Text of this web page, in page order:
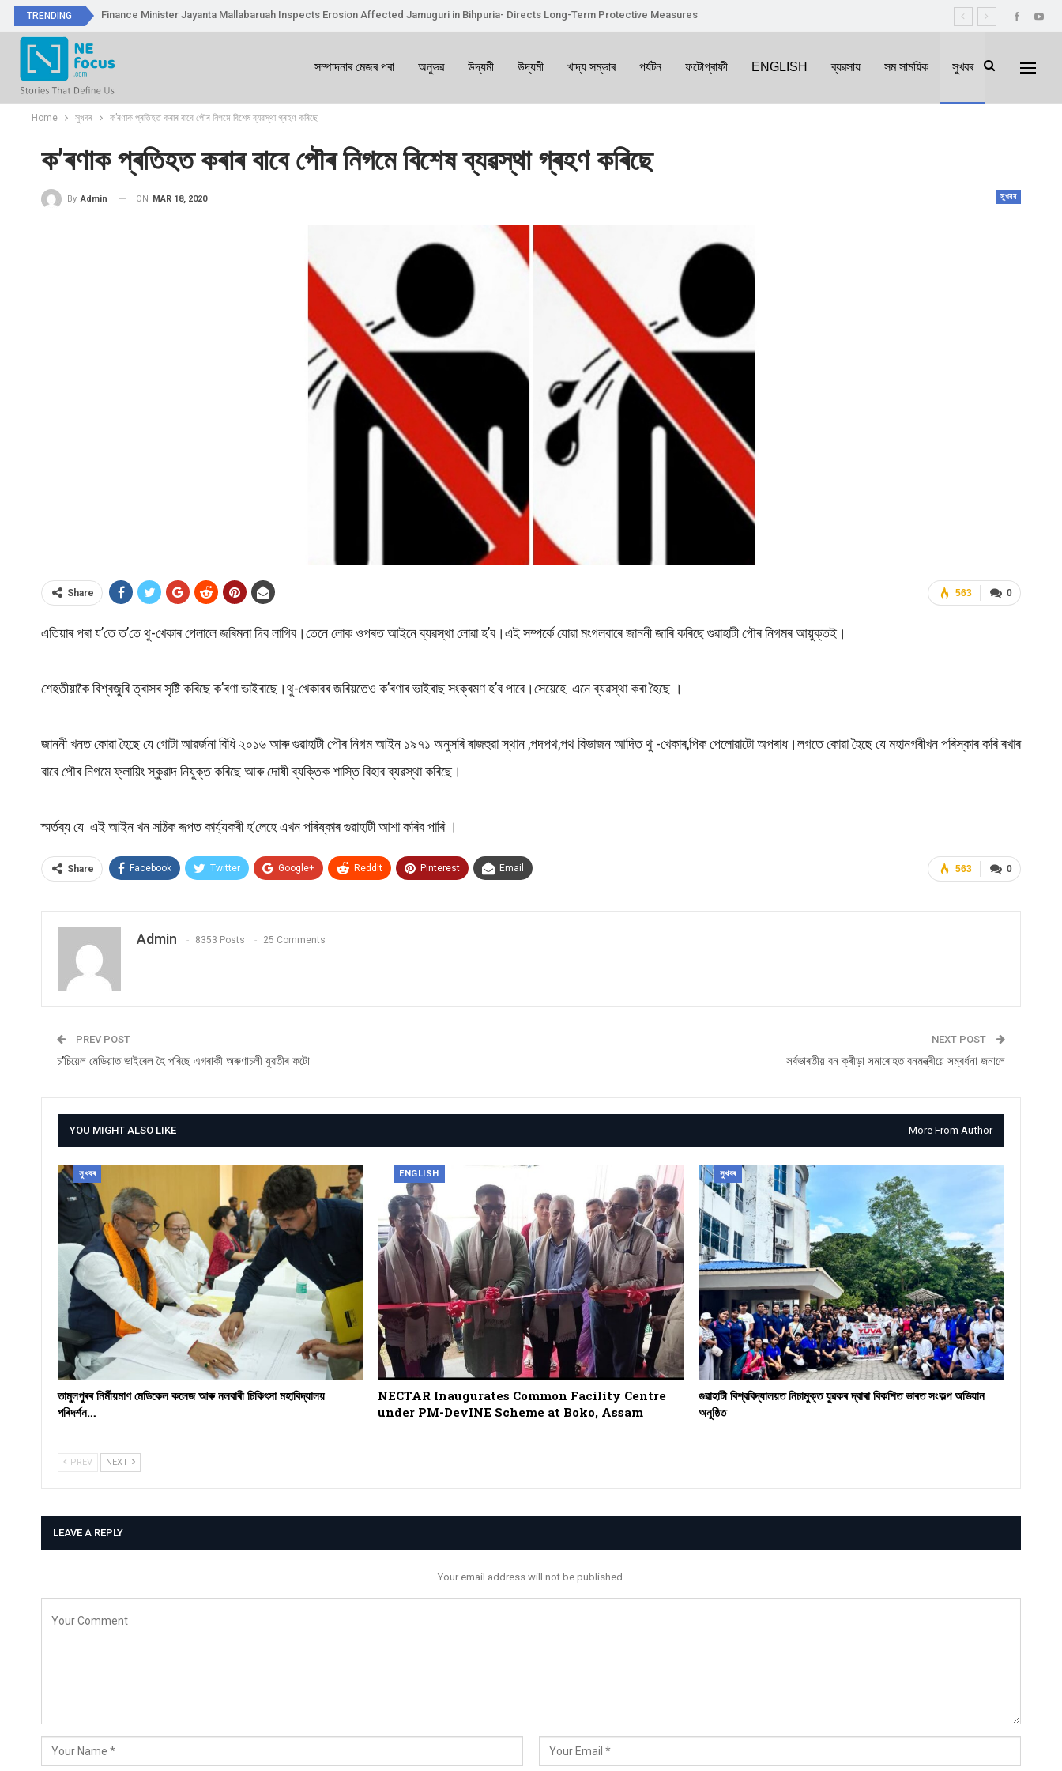
TRENDING Finance Minister Jayanta Mallabaruah Inspects Erosion Affected Jamuguri in Bihpuria- Directs Long-Term Protective Measures
সম্পাদনাৰ মেজৰ পৰা অনুভৱ উদ্যমী উদ্যমী খাদ্য সম্ভাৰ পৰ্যটন ফটোগ্ৰাফী ENGLISH ব্যৱসায় সম সাময়িক সুখবৰ
Home সুখবৰ ক’ৰণাক প্ৰতিহত কৰাৰ বাবে পৌৰ নিগমে বিশেষ ব্যৱস্থা গ্ৰহণ কৰিছে
ক’ৰণাক প্ৰতিহত কৰাৰ বাবে পৌৰ নিগমে বিশেষ ব্যৱস্থা গ্ৰহণ কৰিছে
সুখবৰ
By Admin ON MAR 18, 2020
0
563
Share
এতিয়াৰ পৰা য’তে ত’তে থু-খেকাৰ পেলালে জৰিমনা দিব লাগিব।তেনে লোক ওপৰত আইনে ব্যৱস্থা লোৱা হ’ব।এই সম্পৰ্কে যোৱা মংগলবাৰে জাননী জাৰি কৰিছে গুৱাহাটী পৌৰ নিগমৰ আয়ুক্তই।
শেহতীয়াকৈ বিশ্বজুৰি ত্ৰাসৰ সৃষ্টি কৰিছে ক’ৰণা ভাইৰাছে।থু-খেকাৰৰ জৰিয়তেও ক’ৰণাৰ ভাইৰাছ সংক্ৰমণ হ’ব পাৰে।সেয়েহে এনে ব্যৱস্থা কৰা হৈছে ।
জাননী খনত কোৱা হৈছে যে গোটা আৱৰ্জনা বিধি ২০১৬ আৰু গুৱাহাটী পৌৰ নিগম আইন ১৯৭১ অনুসৰি ৰাজহুৱা স্থান ,পদপথ,পথ বিভাজন আদিত থু -খেকাৰ,পিক পেলোৱাটো অপৰাধ।লগতে কোৱা হৈছে যে মহানগৰীখন পৰিস্কাৰ কৰি ৰখাৰ
বাবে পৌৰ নিগমে ফ্লায়িং স্কুৱাদ নিযুক্ত কৰিছে আৰু দোষী ব্যক্তিক শাস্তি বিহাৰ ব্যৱস্থা কৰিছে।
স্মৰ্তব্য যে এই আইন খন সঠিক ৰূপত কাৰ্য্যকৰী হ’লেহে এখন পৰিষ্কাৰ গুৱাহাটী আশা কৰিব পাৰি ।
0
563
Share Facebook Twitter Google+ ReddIt Pinterest Email
Admin 8353 Posts 25 Comments
PREV POST
চ’চিয়েল মেডিয়াত ভাইৰেল হৈ পৰিছে এগৰাকী অৰুণাচলী যুৱতীৰ ফটো
NEXT POST
সৰ্বভাৰতীয় বন ক্ৰীড়া সমাৰোহত বনমন্ত্ৰীয়ে সম্বৰ্ধনা জনালে
YOU MIGHT ALSO LIKE More From Author
সুখবৰ
তামুলপুৰৰ নিৰ্মীয়মাণ মেডিকেল কলেজ আৰু নলবাৰী চিকিৎসা মহাবিদ্যালয়
পৰিদৰ্শন…
ENGLISH
NECTAR Inaugurates Common Facility Centre
under PM-DevINE Scheme at Boko, Assam
সুখবৰ
গুৱাহাটী বিশ্ববিদ্যালয়ত নিচামুক্ত যুৱকৰ দ্বাৰা বিকশিত ভাৰত সংকল্প অভিযান
অনুষ্ঠিত
PREV NEXT
LEAVE A REPLY
Your email address will not be published.